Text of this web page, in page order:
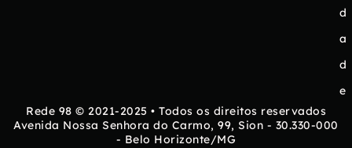
d
a
d
e
Rede 98 © 2021-2025 • Todos os direitos reservados
Avenida Nossa Senhora do Carmo, 99, Sion - 30.330-000
- Belo Horizonte/MG